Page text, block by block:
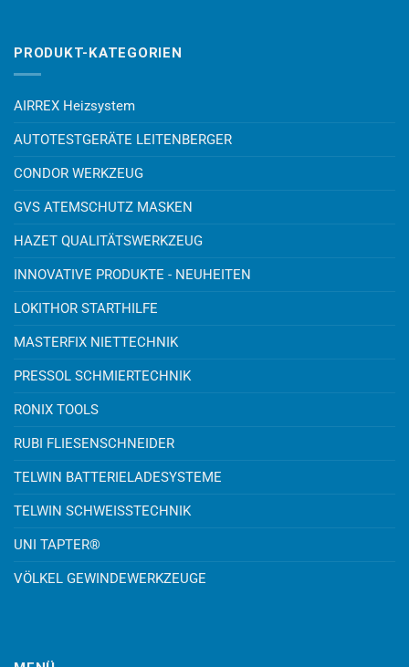
PRODUKT-KATEGORIEN
AIRREX Heizsystem
AUTOTESTGERÄTE LEITENBERGER
CONDOR WERKZEUG
GVS ATEMSCHUTZ MASKEN
HAZET QUALITÄTSWERKZEUG
INNOVATIVE PRODUKTE - NEUHEITEN
LOKITHOR STARTHILFE
MASTERFIX NIETTECHNIK
PRESSOL SCHMIERTECHNIK
RONIX TOOLS
RUBI FLIESENSCHNEIDER
TELWIN BATTERIELADESYSTEME
TELWIN SCHWEISSTECHNIK
UNI TAPTER®
VÖLKEL GEWINDEWERKZEUGE